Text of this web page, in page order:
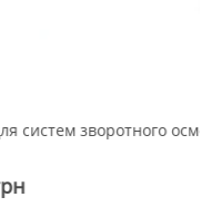
зворотного осмосу